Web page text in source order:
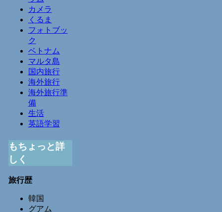
カメラ
くるま
フォトブッ
ク
ベトナム
マルタ島
国内旅行
海外旅行
海外旅行準
備
生活
英語学習
もちょっと詳
しく
旅行歴
韓国
グアム